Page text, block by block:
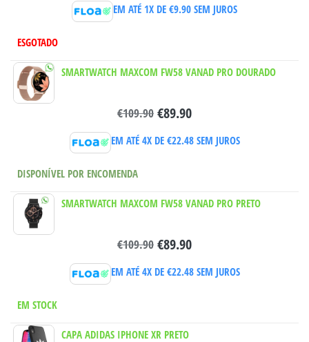
EM ATÉ 1X DE €9.90 SEM JUROS
ESGOTADO
SMARTWATCH MAXCOM FW58 VANAD PRO DOURADO
€109.90 €89.90
EM ATÉ 4X DE €22.48SEM JUROS
DISPONÍVEL POR ENCOMENDA
SMARTWATCH MAXCOM FW58 VANAD PRO PRETO
€109.90 €89.90
EM ATÉ 4X DE €22.48SEM JUROS
EM STOCK
CAPA ADIDAS IPHONE XR PRETO